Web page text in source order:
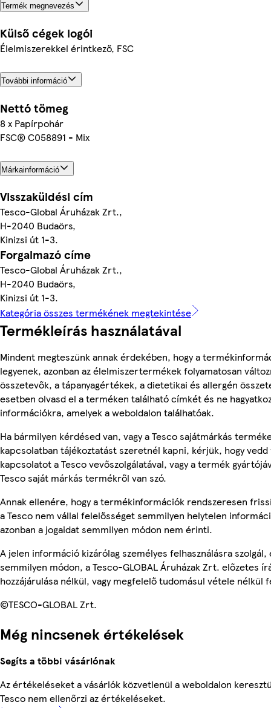
Termék megnevezés
Külső cégek logói
Élelmiszerekkel érintkező, FSC
További információ
Nettó tömeg
8 x Papírpohár
FSC® C058891 - Mix
Márkainformáció
Visszaküldési cím
Tesco-Global Áruházak Zrt.,
H-2040 Budaörs,
Kinizsi út 1-3.
Forgalmazó címe
Tesco-Global Áruházak Zrt.,
H-2040 Budaörs,
Kinizsi út 1-3.
Kategória összes termékének megtekintése
Termékleírás használatával
Mindent megteszünk annak érdekében, hogy a
legyenek, azonban az élelmiszertermékek folyamatosan
összetevők, a tápanyagértékek, a dietetikai és allergén
esetben olvasd el a terméken található címkét és ne
információkra, amelyek a weboldalon találhatóak.
Ha bármilyen kérdésed van, vagy a Tesco sajátmárkás
kapcsolatban tájékoztatást szeretnél kapni, kérjük, hogy vedd
kapcsolatot a Tesco vevőszolgálatával, vagy a termék
Tesco saját márkás termékről van szó.
Annak ellenére, hogy a termékinformációk rendszeresen
a Tesco nem vállal felelősséget semmilyen helytelen
azonban a jogaidat semmilyen módon nem érinti.
A jelen információ kizárólag személyes felhasználásra
semmilyen módon, a Tesco-GLOBAL Áruházak Zrt. előzetes
hozzájárulása nélkül, vagy megfelelő tudomásul vétele nélkül
©TESCO-GLOBAL Zrt.
Még nincsenek értékelések
Segíts a többi vásárlónak
Az értékeléseket a vásárlók közvetlenül a weboldalon
Tesco nem ellenőrzi az értékeléseket.